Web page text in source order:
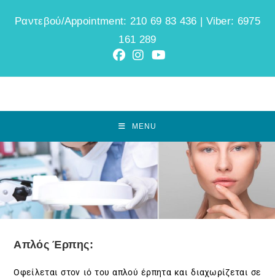
Ραντεβού/Appointment: 210 69 83 436 | Viber: 6975
161 289
MENU
Απλός Έρπης:
Οφείλεται στον ιό του απλού έρπητα και διαχωρίζεται σε